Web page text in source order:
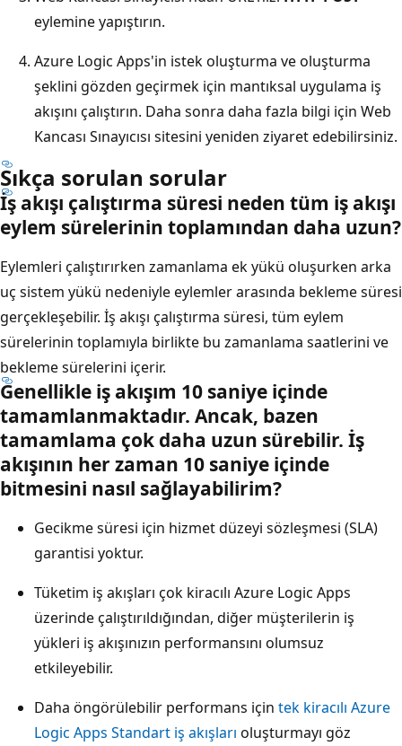
eylemine yapıştırın.
Azure Logic Apps'in istek oluşturma ve oluşturma
şeklini gözden geçirmek için mantıksal uygulama iş
akışını çalıştırın. Daha sonra daha fazla bilgi için Web
Kancası Sınayıcısı sitesini yeniden ziyaret edebilirsiniz.
Sıkça sorulan sorular
İş akışı çalıştırma süresi neden tüm iş akışı
eylem sürelerinin toplamından daha uzun?
Eylemleri çalıştırırken zamanlama ek yükü oluşurken arka
uç sistem yükü nedeniyle eylemler arasında bekleme süresi
gerçekleşebilir. İş akışı çalıştırma süresi, tüm eylem
sürelerinin toplamıyla birlikte bu zamanlama saatlerini ve
bekleme sürelerini içerir.
Genellikle iş akışım 10 saniye içinde
tamamlanmaktadır. Ancak, bazen
tamamlama çok daha uzun sürebilir. İş
akışının her zaman 10 saniye içinde
bitmesini nasıl sağlayabilirim?
Gecikme süresi için hizmet düzeyi sözleşmesi (SLA)
garantisi yoktur.
Tüketim iş akışları çok kiracılı Azure Logic Apps
üzerinde çalıştırıldığından, diğer müşterilerin iş
yükleri iş akışınızın performansını olumsuz
etkileyebilir.
Daha öngörülebilir performans için tek kiracılı Azure
Logic Apps Standart iş akışları oluşturmayı göz